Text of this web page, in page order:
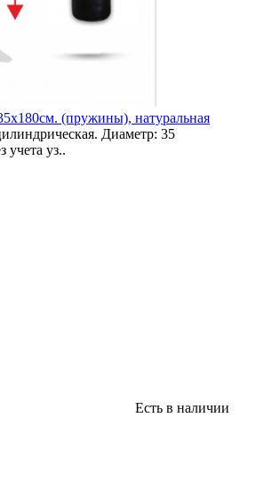
(пружины), натуральная
Диаметр: 35
учета уз..
Есть в наличии